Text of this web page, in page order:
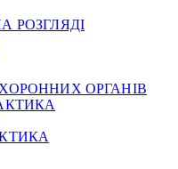
РОЗГЛЯДІ
ОРГАНІВ